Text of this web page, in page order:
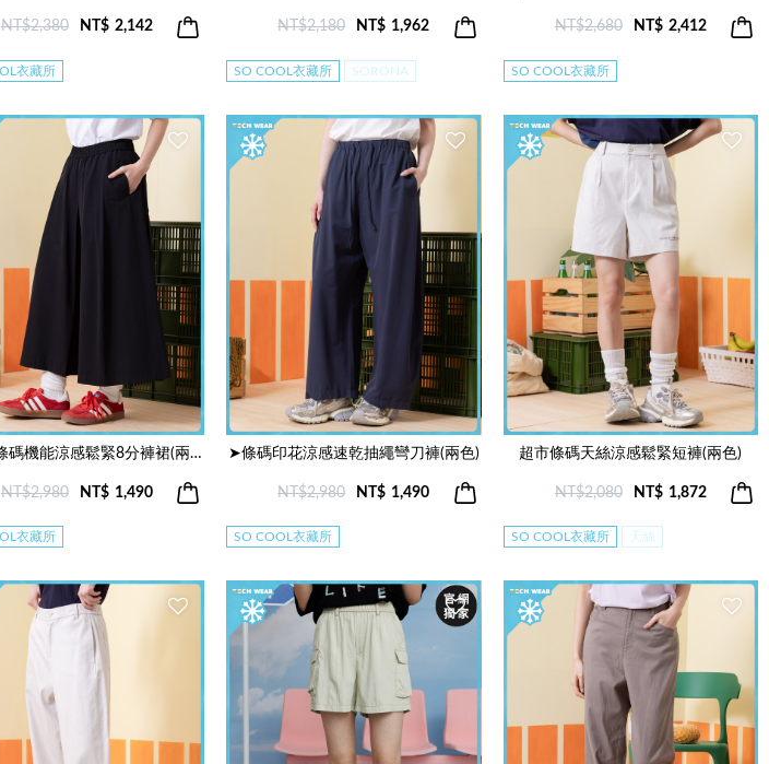
NT$2,380 NT$ 2,142
衣藏所
NT$2,180 NT$ 1,962
SO COOL衣藏所 SORONA
NT$2,680 NT$ 2,412
SO COOL衣藏所
➤超市條碼機能涼感鬆緊8分褲裙(兩色)
NT$2,980 NT$ 1,490
衣藏所
➤條碼印花涼感速乾抽繩彎刀褲(兩色)
NT$2,980 NT$ 1,490
SO COOL衣藏所
超市條碼天絲涼感鬆緊短褲(兩色)
NT$2,080 NT$ 1,872
SO COOL衣藏所 天絲